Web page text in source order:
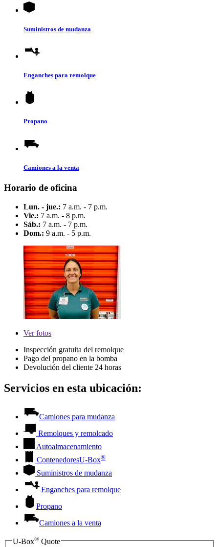
Suministros de mudanza
Enganches para remolque
Propano
Camiones a la venta
Horario de oficina
Lun. - jue.: 7 a.m. - 7 p.m.
Vie.: 7 a.m. - 8 p.m.
Sáb.: 7 a.m. - 7 p.m.
Dom.: 9 a.m. - 5 p.m.
Verfotos
Inspección gratuita del remolque
Pago del propano en la bomba
Devolución del cliente 24 horas
Servicios en esta ubicación:
Camiones para mudanza
Remolques y remolcado
Autoalmacenamiento
ContenedoresU-Box®
Suministros de mudanza
Enganches para remolque
Propano
Camiones a la venta
U-Box® Quote